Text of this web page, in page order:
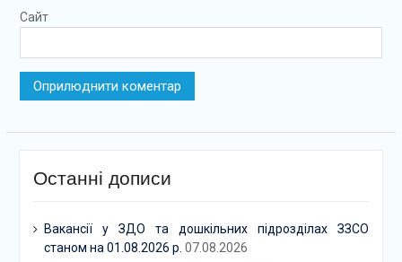
Сайт
Останні дописи
Вакансії у ЗДО та дошкільних підрозділах ЗЗСО
станом на 01.08.2026 р. 07.08.2026